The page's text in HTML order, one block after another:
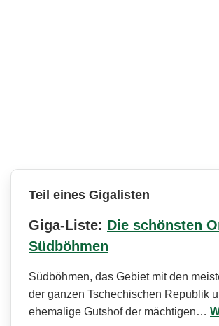
Teil eines Gigalisten
Giga-Liste: Die schönsten
Südböhmen
Südböhmen, das Gebiet mit den
der ganzen Tschechischen Republik
ehemalige Gutshof der mächtigen…